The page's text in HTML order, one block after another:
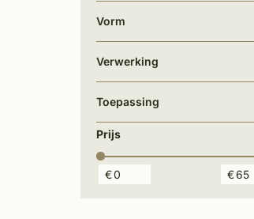
Vorm
Verwerking
Toepassing
Prijs
€ €